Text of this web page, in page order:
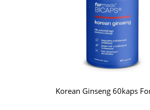
Korean Ginseng 60kaps